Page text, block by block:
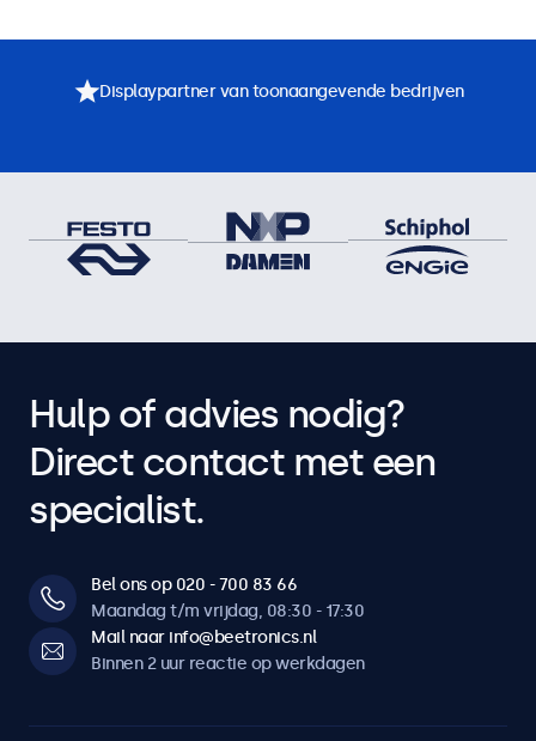
Displaypartner van toonaangevende bedrijven
Hulp of advies nodig?
Direct contact met een
specialist.
Bel ons op 020 - 700 83 66
Maandag t/m vrijdag, 08:30 - 17:30
Mail naar info@beetronics.nl
Binnen 2 uur reactie op werkdagen